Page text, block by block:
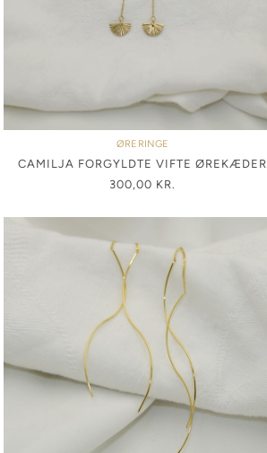
ØRERINGE
CAMILJA FORGYLDTE VIFTE ØREKÆDER
300,00 KR.